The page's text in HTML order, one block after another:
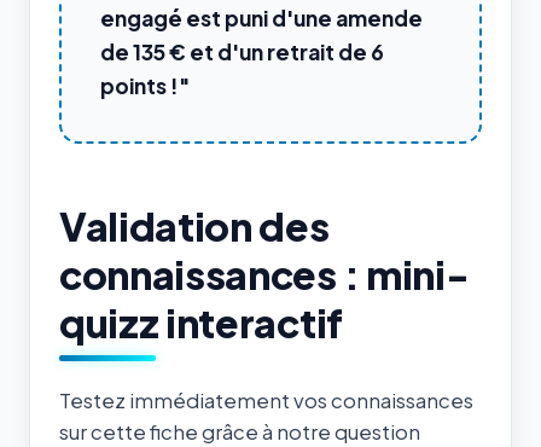
engagé est puni d'une amende
de 135 € et d'un retrait de 6
points !"
Validation des
connaissances : mini-
quizz interactif
Testez immédiatement vos connaissances
sur cette fiche grâce à notre question